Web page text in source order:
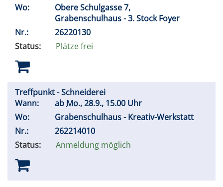
Wo:
Obere Schulgasse 7,
Grabenschulhaus - 3. Stock Foyer
Nr.:
26220130
Status:
Plätze frei
Treffpunkt - Schneiderei
Wann:
ab Mo., 28.9., 15.00 Uhr
Wo:
Grabenschulhaus - Kreativ-Werkstatt
Nr.:
262214010
Status:
Anmeldung möglich